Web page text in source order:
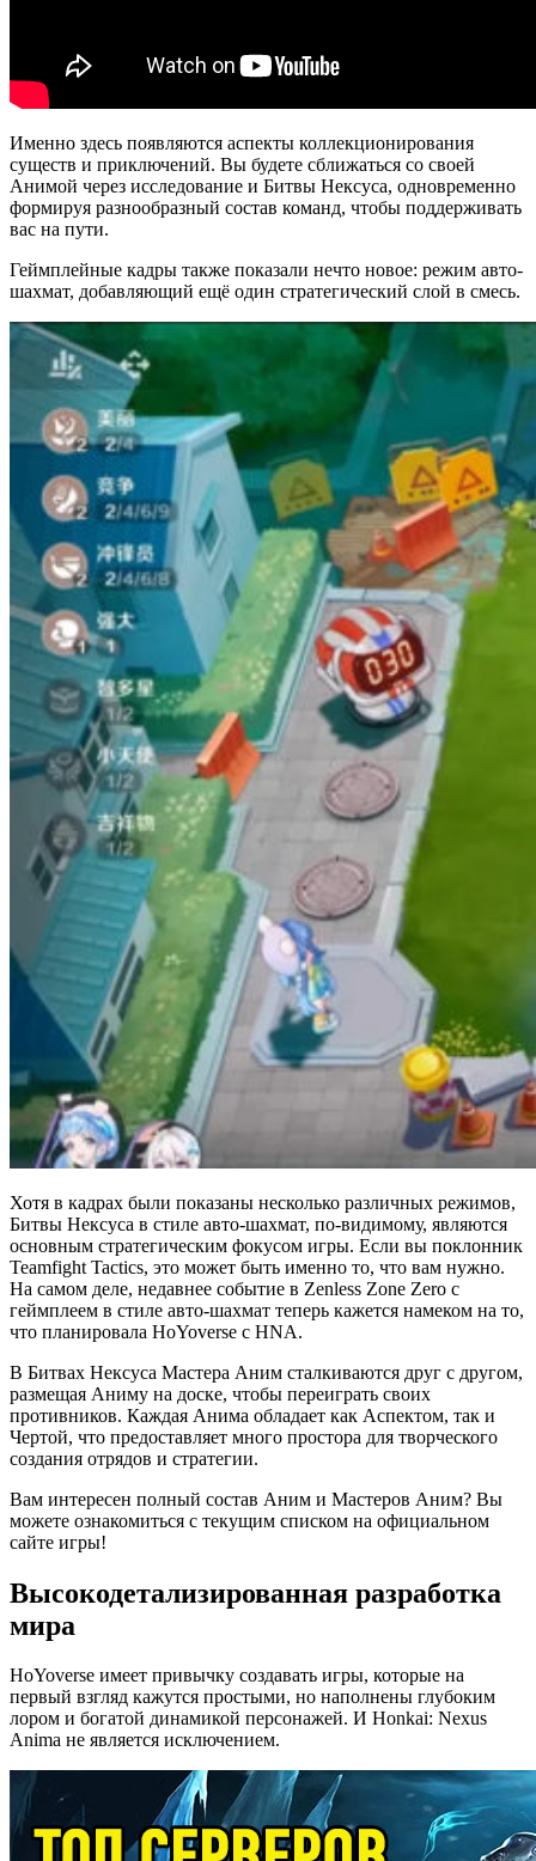
Именно здесь появляются аспекты коллекционирования
существ и приключений. Вы будете сближаться со своей
Анимой через исследование и Битвы Нексуса, одновременно
формируя разнообразный состав команд, чтобы поддерживать
вас на пути.
Геймплейные кадры также показали нечто новое: режим авто-
шахмат, добавляющий ещё один стратегический слой в смесь.
Хотя в кадрах были показаны несколько различных режимов,
Битвы Нексуса в стиле авто-шахмат, по-видимому, являются
основным стратегическим фокусом игры. Если вы поклонник
Teamfight Tactics, это может быть именно то, что вам нужно.
На самом деле, недавнее событие в Zenless Zone Zero с
геймплеем в стиле авто-шахмат теперь кажется намеком на то,
что планировала HoYoverse с HNA.
В Битвах Нексуса Мастера Аним сталкиваются друг с другом,
размещая Аниму на доске, чтобы переиграть своих
противников. Каждая Анима обладает как Аспектом, так и
Чертой, что предоставляет много простора для творческого
создания отрядов и стратегии.
Вам интересен полный состав Аним и Мастеров Аним? Вы
можете ознакомиться с текущим списком на официальном
сайте игры!
Высокодетализированная разработка
мира
HoYoverse имеет привычку создавать игры, которые на
первый взгляд кажутся простыми, но наполнены глубоким
лором и богатой динамикой персонажей. И Honkai: Nexus
Anima не является исключением.